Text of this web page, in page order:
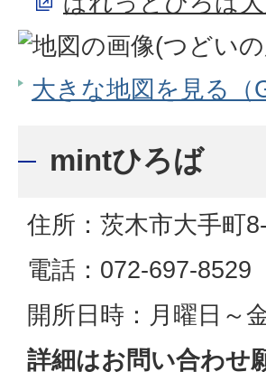
大きな地図を見る（
mintひろば
住所：茨木市大手町
電話：072‐697-8529
開所日時：月曜日～
詳細はお問い合わせ